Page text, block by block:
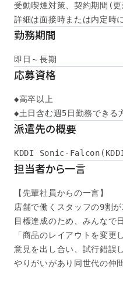
受動喫煙対策、契約期間(
詳細は面接時または内定時
勤務期間
即日～長期
応募資格
◆高卒以上
◆土日含む週5日勤務できる
派遣先の概要
KDDI Sonic-
担当者から一言
【先輩社員からの一言】
店舗で働くスタッフの9割
目標達成のため、みんなで
「商品のレイアウトを変更
意見を出し合い、試行錯誤
やりがいがあり同世代の仲